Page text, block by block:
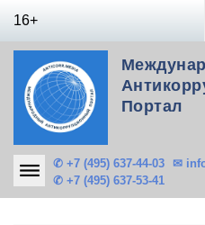
16+
Портал
✆ +7 (495) 637-44-03
✆ +7 (495) 637-53-41
✉